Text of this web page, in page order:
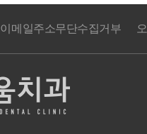
이메일주소무단수집거부